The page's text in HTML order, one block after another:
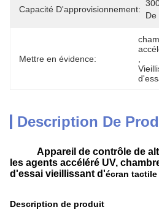
Capacité D'approvisionnement:
De
Mettre en évidence:
Description De
Appareil de contrôle de
les agents accéléré UV,
d'essai vieillissant d'écran tactile
Description de produit